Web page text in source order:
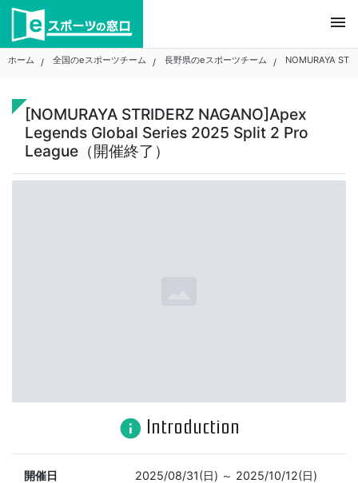
Skip
content
menu
ホーム 全国のeスポーツチーム 長野県のeスポーツチーム NOMURAYA
[NOMURAYA STRIDERZ NAGANO]Apex
Legends Global Series 2025 Split 2 Pro
League（開催終了）
info Introduction
開催日 2025/08/31(日) ～ 2025/10/12(日)